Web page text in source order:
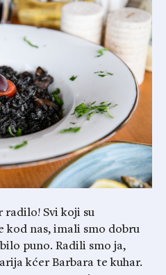
radilo! Svi koji su
kod nas, imali smo dobru
puno. Radili smo ja,
kćer Barbara te kuhar.